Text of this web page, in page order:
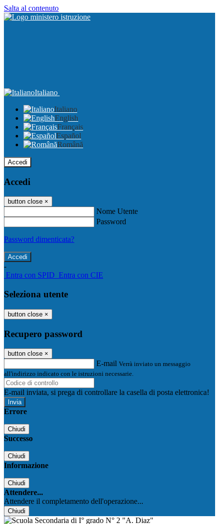
Salta al contenuto
Italiano
Italiano
English
Français
Español
Română
Accedi
Accedi
button close ×
Nome Utente
Password
Password dimenticata?
-
Entra con SPID Entra con CIE
Seleziona utente
button close ×
Recupero password
button close ×
E-mail Verrà inviato un messaggio
all'indirizzo indicato con le istruzioni necessarie.
E-mail inviata, si prega di controllare la casella di posta elettronica!
Errore
Chiudi
Successo
Chiudi
Informazione
Chiudi
Attendere...
Attendere il completamento dell'operazione...
Chiudi